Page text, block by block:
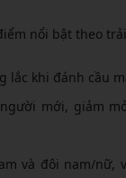
nổi bật theo
lắc khi đánh cầu
mới, giảm
và đôi nam/nữ,